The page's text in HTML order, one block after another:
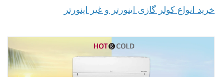
خرید انواع کولر گازی اینورتر و غیر اینورتر